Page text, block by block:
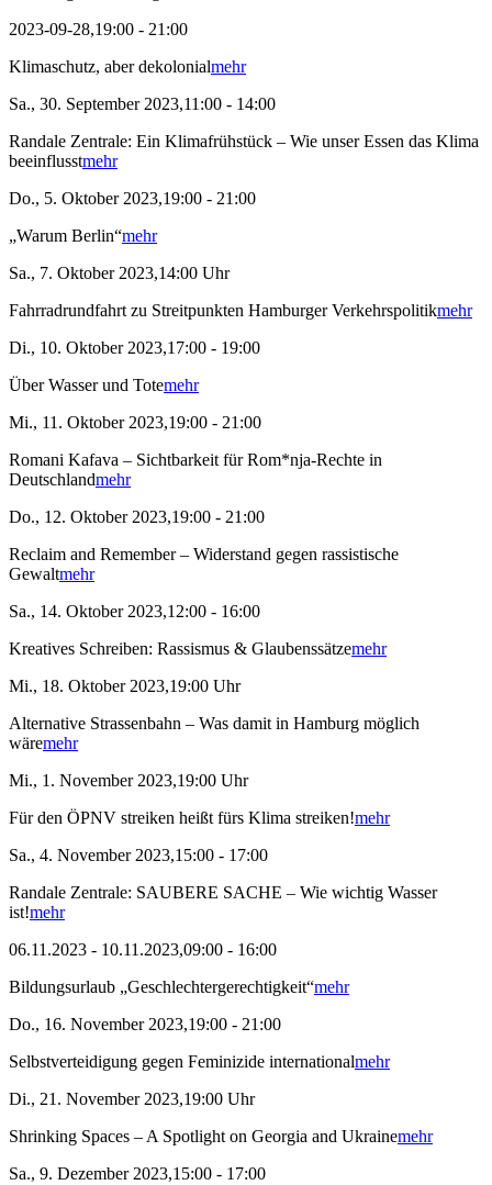
2023-09-28,19:00 - 21:00
Klimaschutz, aber dekolonialmehr
Sa., 30. September 2023,11:00 - 14:00
Randale Zentrale: Ein Klimafrühstück – Wie unser Essen das Klima
beeinflusstmehr
Do., 5. Oktober 2023,19:00 - 21:00
„Warum Berlin“mehr
Sa., 7. Oktober 2023,14:00 Uhr
Fahrradrundfahrt zu Streitpunkten Hamburger Verkehrspolitikmehr
Di., 10. Oktober 2023,17:00 - 19:00
Über Wasser und Totemehr
Mi., 11. Oktober 2023,19:00 - 21:00
Romani Kafava – Sichtbarkeit für Rom*nja-Rechte in
Deutschlandmehr
Do., 12. Oktober 2023,19:00 - 21:00
Reclaim and Remember – Widerstand gegen rassistische
Gewaltmehr
Sa., 14. Oktober 2023,12:00 - 16:00
Kreatives Schreiben: Rassismus & Glaubenssätzemehr
Mi., 18. Oktober 2023,19:00 Uhr
Alternative Strassenbahn – Was damit in Hamburg möglich
wäremehr
Mi., 1. November 2023,19:00 Uhr
Für den ÖPNV streiken heißt fürs Klima streiken!mehr
Sa., 4. November 2023,15:00 - 17:00
Randale Zentrale: SAUBERE SACHE – Wie wichtig Wasser
ist!mehr
06.11.2023 - 10.11.2023,09:00 - 16:00
Bildungsurlaub „Geschlechtergerechtigkeit“mehr
Do., 16. November 2023,19:00 - 21:00
Selbstverteidigung gegen Feminizide internationalmehr
Di., 21. November 2023,19:00 Uhr
Shrinking Spaces – A Spotlight on Georgia and Ukrainemehr
Sa., 9. Dezember 2023,15:00 - 17:00